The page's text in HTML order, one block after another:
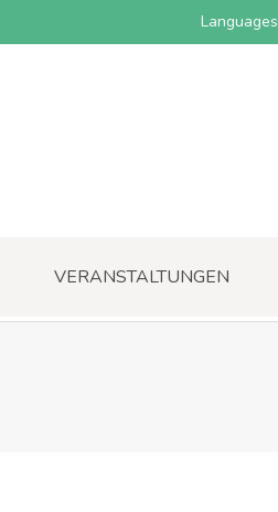
Languages
VERANSTALTUNGEN